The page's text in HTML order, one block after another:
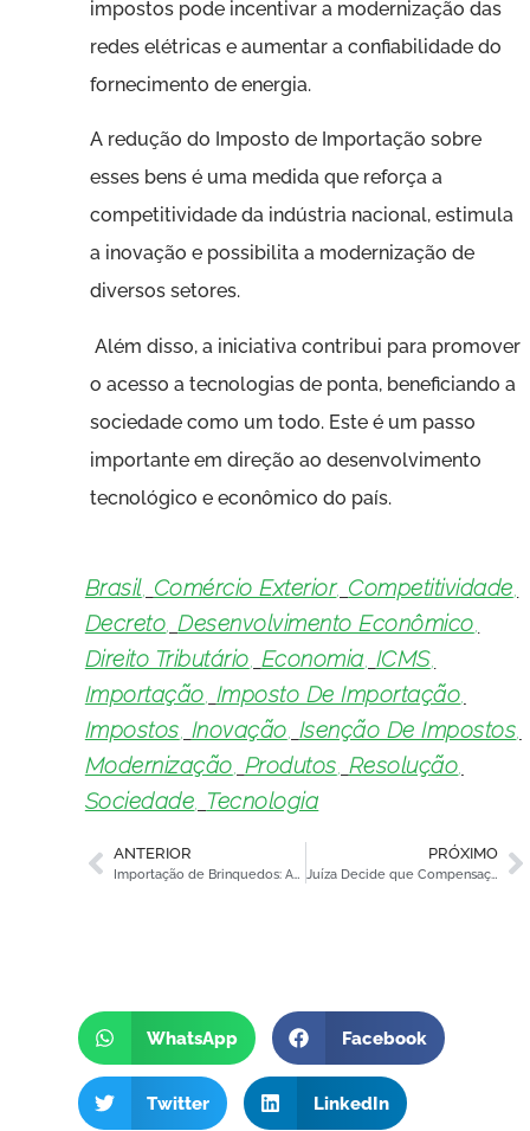
impostos pode incentivar a modernização das
redes elétricas e aumentar a confiabilidade do
fornecimento de energia.
A redução do Imposto de Importação sobre
esses bens é uma medida que reforça a
competitividade da indústria nacional, estimula
a inovação e possibilita a modernização de
diversos setores.
Além disso, a iniciativa contribui para promover
o acesso a tecnologias de ponta, beneficiando a
sociedade como um todo. Este é um passo
importante em direção ao desenvolvimento
tecnológico e econômico do país.
Brasil, Comércio Exterior, Competitividade
Decreto ,Desenvolvimento Econômico
Direito Tributário Economia ICMS,
Importação Imposto De Importação
Impostos Inovação Isenção De Impostos
Modernização Produtos Resolução
Sociedade Tecnologia
ANTERIOR
Importação de Brinquedos: Aumento Atinge um Crescimento de 29%
PRÓXIMO
Juíza Decide que Compensação de Crédito Tributário não Está Limitada no Tempo
WhatsApp Facebook
Twitter LinkedIn